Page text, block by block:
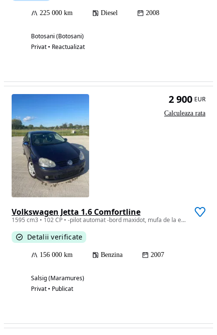
225 000 km Diesel 2008
Botosani (Botosani)
Privat • Reactualizat
Volkswagen Jetta 1.6 Comfortline
1595 cm3 • 102 CP • -pilot automat -bord maxidot, mufa de la ecran nu face mereu contact ș
Detalii verificate
156 000 km Benzina 2007
Salsig (Maramures)
Privat • Publicat
2 900 EUR
Calculeaza rata